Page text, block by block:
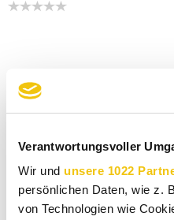
Verantwortungsvoller
Wir und unsere 1022
persönlichen Daten, wie z.
von Technologien wie